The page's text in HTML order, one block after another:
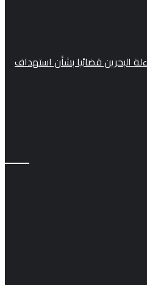
البحرين قضائيا بشأن استهداف